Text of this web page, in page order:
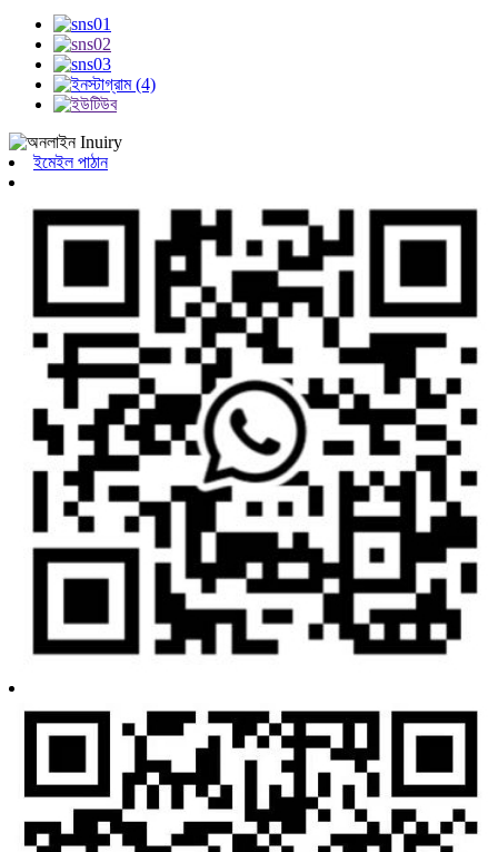
ইমেইল পাঠান